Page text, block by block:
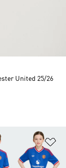
de deseos
United 25/26